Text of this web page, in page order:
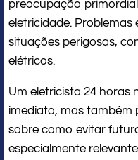
preocupação
eletricidade. Problemas
situações perigosas,
elétricos.
Um eletricista 24 horas
imediato, mas também
sobre como evitar
especialmente